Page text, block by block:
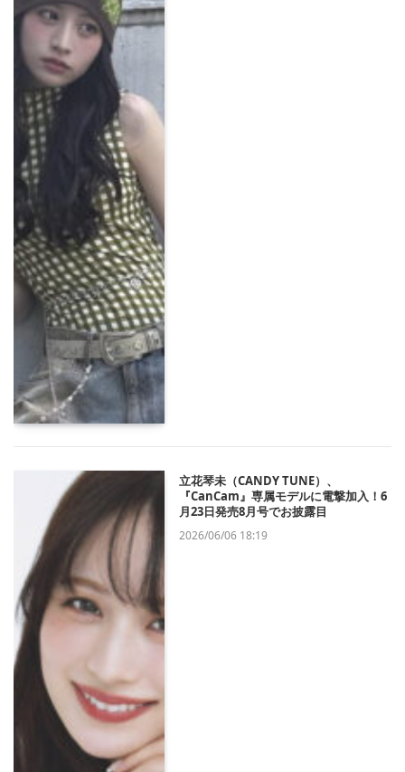
立花琴未（CANDY TUNE）、
『CanCam』専属モデルに電撃加入！6
月23日発売8月号でお披露目
2026/06/06 18:19